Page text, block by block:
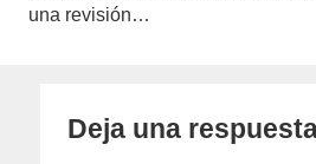
una revisión…
Deja una